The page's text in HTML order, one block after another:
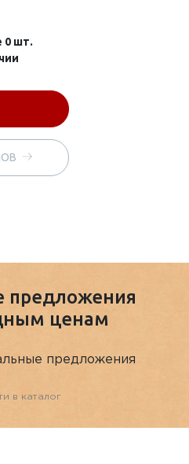
0 шт.
предложения
ценам
предложения
в каталог